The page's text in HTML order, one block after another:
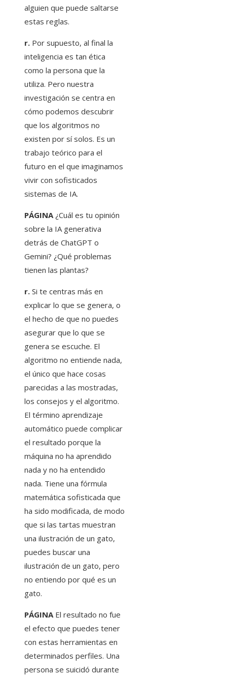
alguien que puede saltarse
estas reglas.
r. Por supuesto, al final la
inteligencia es tan ética
como la persona que la
utiliza. Pero nuestra
investigación se centra en
cómo podemos descubrir
que los algoritmos no
existen por sí solos. Es un
trabajo teórico para el
futuro en el que imaginamos
vivir con sofisticados
sistemas de IA.
PÁGINA¿Cuál es tu opinión
sobre la IA generativa
detrás de ChatGPT o
Gemini? ¿Qué problemas
tienen las plantas?
r. Si te centras más en
explicar lo que se genera, o
el hecho de que no puedes
asegurar que lo que se
genera se escuche. El
algoritmo no entiende nada,
el único que hace cosas
parecidas a las mostradas,
los consejos y el algoritmo.
El término aprendizaje
automático puede complicar
el resultado porque la
máquina no ha aprendido
nada y no ha entendido
nada. Tiene una fórmula
matemática sofisticada que
ha sido modificada, de modo
que si las tartas muestran
una ilustración de un gato,
puedes buscar una
ilustración de un gato, pero
no entiendo por qué es un
gato.
PÁGINAEl resultado no fue
el efecto que puedes tener
con estas herramientas en
determinados perfiles. Una
persona se suicidó durante